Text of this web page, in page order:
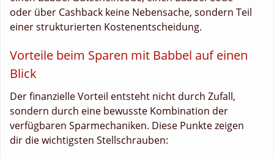
oder über Cashback keine Nebensache, sondern Teil
einer strukturierten Kostenentscheidung.
Vorteile beim Sparen mit Babbel auf einen
Blick
Der finanzielle Vorteil entsteht nicht durch Zufall,
sondern durch eine bewusste Kombination der
verfügbaren Sparmechaniken. Diese Punkte zeigen
dir die wichtigsten Stellschrauben: